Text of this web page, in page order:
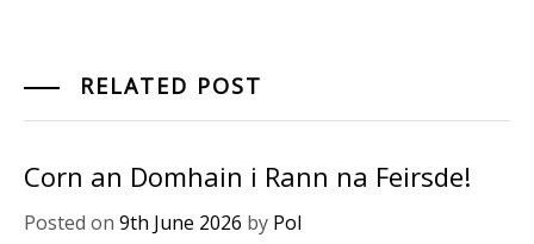
RELATED POST
Corn an Domhain i Rann na Feirsde!
Posted on 9th June 2026 by Pol